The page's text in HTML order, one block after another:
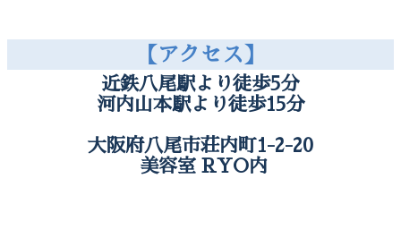
【アクセス】
近鉄八尾駅より徒歩5分
河内山本駅より徒歩15分
大阪府八尾市荘内町1-2-20
美容室 RYO内